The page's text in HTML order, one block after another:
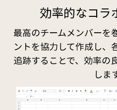
効率的なコラ
最高のチームメンバーを
ントを協力して作成し、
追跡することで、効率の
しま